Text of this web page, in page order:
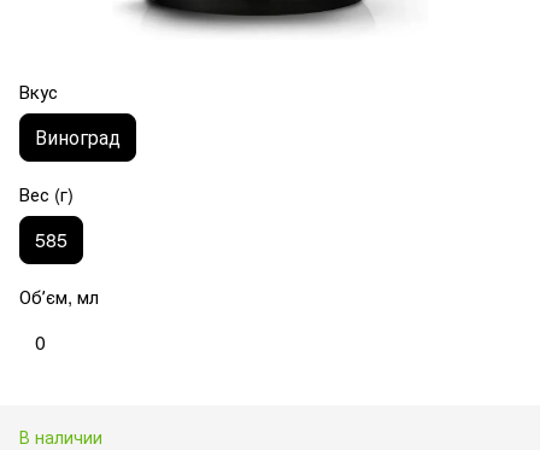
Вкус
Виноград
Вес (г)
585
Обʼєм, мл
0
В наличии